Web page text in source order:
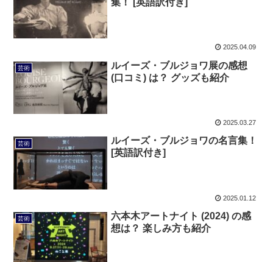
集！ [英語訳付き]
2025.04.09
芸術
ルイーズ・ブルジョワ展の感想
(口コミ) は？ グッズも紹介
2025.03.27
芸術
ルイーズ・ブルジョワの名言集！
[英語訳付き]
2025.01.12
芸術
六本木アートナイト (2024) の感
想は？ 楽しみ方も紹介